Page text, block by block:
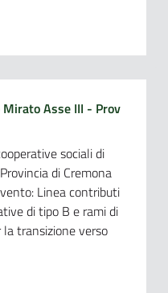
Asse III - Prov
sociali di
di Cremona
Linea contributi
di tipo B e rami di
transizione verso